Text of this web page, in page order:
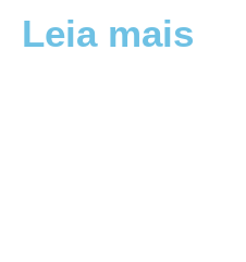
Leia mais